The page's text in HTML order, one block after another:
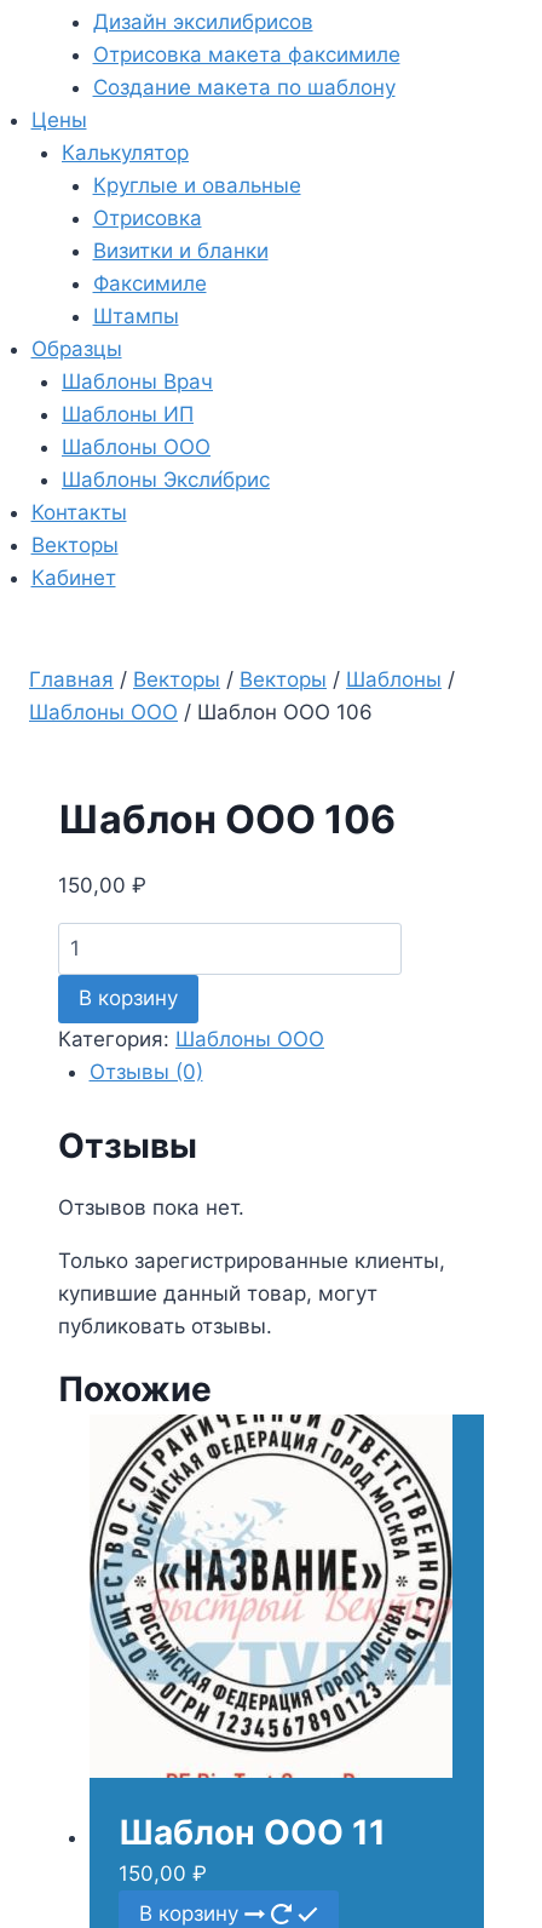
Дизайн эксилибрисов
Отрисовка макета факсимиле
Создание макета по шаблону
Цены
Калькулятор
Круглые и овальные
Отрисовка
Визитки и бланки
Факсимиле
Штампы
Образцы
Шаблоны Врач
Шаблоны ИП
Шаблоны ООО
Шаблоны Эксли́брис
Контакты
Векторы
Кабинет
Главная / Векторы / Векторы / Шаблоны /
Шаблоны ООО / Шаблон ООО 106
Шаблон ООО 106
150,00 ₽
Количество
товара
Шаблон
ООО
106
В корзину
Категория: Шаблоны ООО
Отзывы (0)
Отзывы
Отзывов пока нет.
Только зарегистрированные клиенты,
купившие данный товар, могут
публиковать отзывы.
Похожие
Шаблон ООО 11
150,00 ₽
В корзину